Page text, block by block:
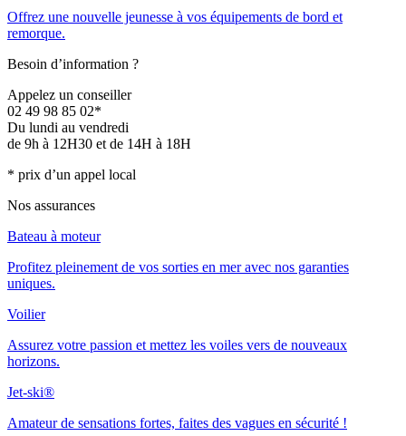
Offrez une nouvelle jeunesse à vos équipements de bord et
remorque.
Besoin d’information ?
Appelez un conseiller
02 49 98 85 02*
Du lundi au vendredi
de 9h à 12H30 et de 14H à 18H
* prix d’un appel local
Nos assurances
Bateau à moteur
Profitez pleinement de vos sorties en mer avec nos garanties
uniques.
Voilier
Assurez votre passion et mettez les voiles vers de nouveaux
horizons.
Jet-ski®
Amateur de sensations fortes, faites des vagues en sécurité !